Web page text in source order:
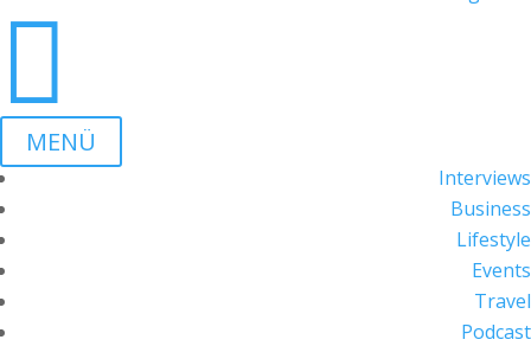

MENÜ
Interviews
Business
Lifestyle
Events
Travel
Podcast